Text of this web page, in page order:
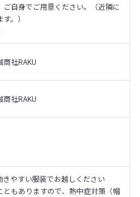
身でご用意ください。（近隣に
。）
社RAKU
社RAKU
きやすい服装でお越しください
ともありますので、熱中症対策（帽